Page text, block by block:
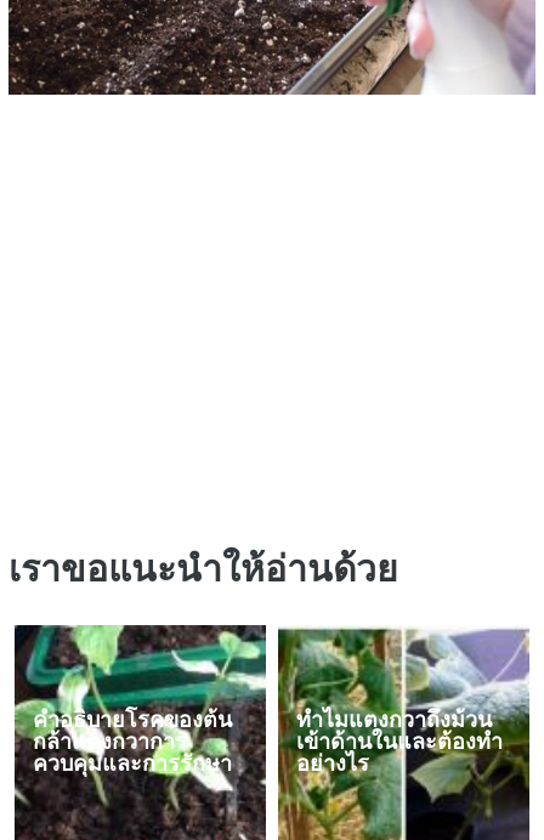
เราขอแนะนำให้อ่านด้วย
คำอธิบายโรคของต้น
กล้าแตงกวาการ
ควบคุมและการรักษา
ทำไมแตงกวาถึงม้วน
เข้าด้านในและต้องทำ
อย่างไร